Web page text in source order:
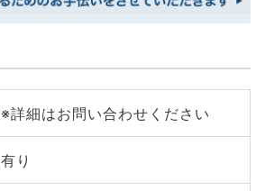
※詳細はお問い合わせください
有り